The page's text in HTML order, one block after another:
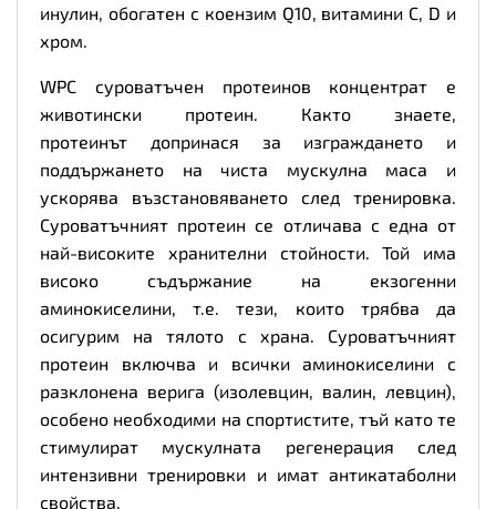
инулин, обогатен с коензим Q10, витамини С, D и
хром.
WPC суроватъчен протеинов концентрат е
животински протеин. Както знаете,
протеинът допринася за изграждането и
поддържането на чиста мускулна маса и
ускорява възстановяването след тренировка.
Суроватъчният протеин се отличава с една от
най-високите хранителни стойности. Той има
високо съдържание на екзогенни
аминокиселини, т.е. тези, които трябва да
осигурим на тялото с храна. Суроватъчният
протеин включва и всички аминокиселини с
разклонена верига (изолевцин, валин, левцин),
особено необходими на спортистите, тъй като те
стимулират мускулната регенерация след
интензивни тренировки и имат антикатаболни
свойства.